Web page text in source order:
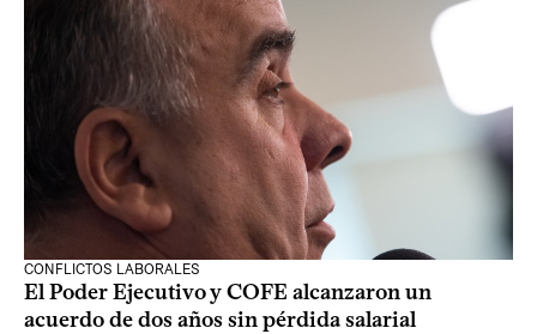
CONFLICTOS LABORALES
El Poder Ejecutivo y COFE alcanzaron un
acuerdo de dos años sin pérdida salarial